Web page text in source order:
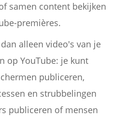
samen content bekijken
premières.
alleen video's van je
op YouTube: je kunt
publiceren,
en strubbelingen
publiceren of mensen